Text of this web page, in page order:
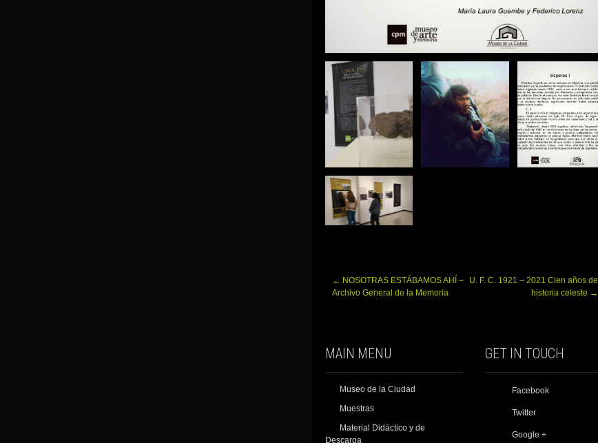
Post
navigation
← NOSOTRAS ESTÁBAMOS AHÍ –
Archivo General de la Memoria
U. F. C. 1921 – 2021 Cien años de
historia celeste →
MAIN MENU
Museo de la Ciudad
Muestras
Material Didáctico y de
Descarga
GET IN TOUCH
Facebook
Twitter
Google +